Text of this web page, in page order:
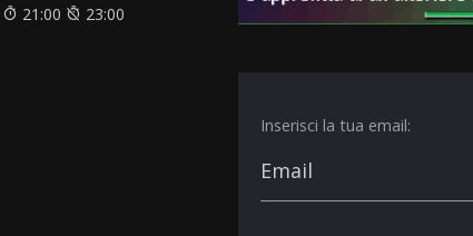
21:00 23:00
Inserisci la tua email: